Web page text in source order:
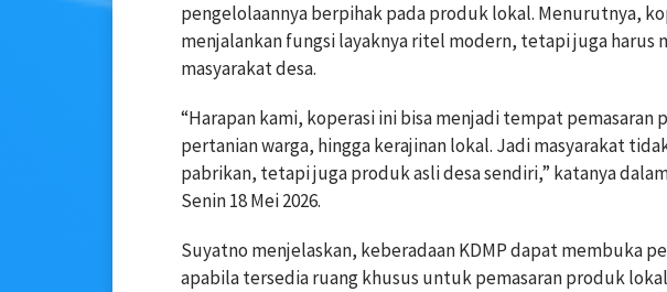
pengelolaannya berpihak pada produk lokal. Menurutnya,
menjalankan fungsi layaknya ritel modern, tetapi juga harus
masyarakat desa.
“Harapan kami, koperasi ini bisa menjadi tempat pemasaran
pertanian warga, hingga kerajinan lokal. Jadi masyarakat
pabrikan, tetapi juga produk asli desa sendiri,” katanya
Senin 18 Mei 2026.
Suyatno menjelaskan, keberadaan KDMP dapat membuka
apabila tersedia ruang khusus untuk pemasaran produk